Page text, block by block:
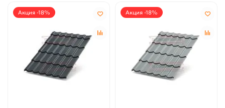
Акция -18% Акция -18%